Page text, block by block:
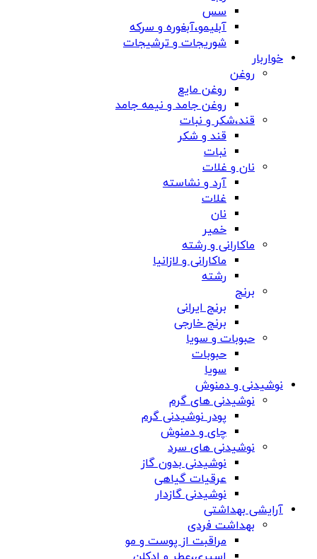
سس
آبلیمو،آبغوره و سرکه
شوریجات و ترشیجات
خواربار
روغن
روغن مایع
روغن جامد و نیمه جامد
قند،شکر و نبات
قند و شکر
نبات
نان و غلات
آرد و نشاسته
غلات
نان
خمیر
ماکارانی و رشته
ماکارانی و لازانیا
رشته
برنج
برنج ایرانی
برنج خارجی
حبوبات و سویا
حبوبات
سویا
نوشیدنی و دمنوش
نوشیدنی های گرم
پودر نوشیدنی گرم
چای و دمنوش
نوشیدنی های سرد
نوشیدنی بدون گاز
عرقیات گیاهی
نوشیدنی گازدار
آرایشی بهداشتی
بهداشت فردی
مراقبت از پوست و مو